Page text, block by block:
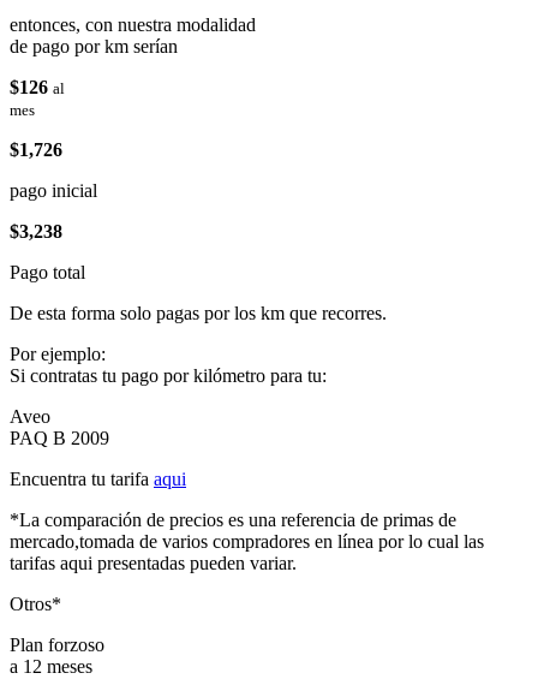
entonces, con nuestra modalidad
de pago por km serían
$126 al
mes
$1,726
pago inicial
$3,238
Pago total
De esta forma solo pagas por los km que recorres.
Por ejemplo:
Si contratas tu pago por kilómetro para tu:
Aveo
PAQ B 2009
Encuentra tu tarifa aqui
*La comparación de precios es una referencia de primas de
mercado,tomada de varios compradores en línea por lo cual las
tarifas aqui presentadas pueden variar.
Otros*
Plan forzoso
a 12 meses